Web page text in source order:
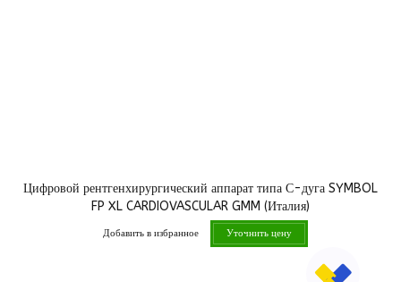
Цифровой рентгенхирургический аппарат типа С-дуга SYMBOL
FP XL CARDIOVASCULAR GMM (Италия)
Добавить в избранное Уточнить цену